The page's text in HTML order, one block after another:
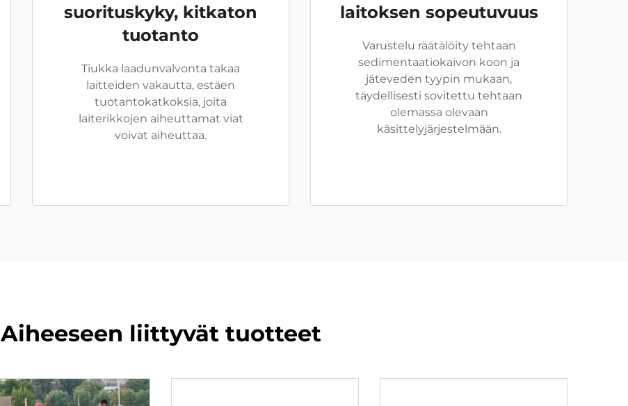
suorituskyky, kitkaton
tuotanto
Tiukka laadunvalvonta takaa
laitteiden vakautta, estäen
tuotantokatkoksia, joita
laiterikkojen aiheuttamat viat
voivat aiheuttaa.
laitoksen sopeutuvuus
Varustelu räätälöity tehtaan
sedimentaatiokaivon koon ja
jäteveden tyypin mukaan,
täydellisesti sovitettu tehtaan
olemassa olevaan
käsittelyjärjestelmään.
Aiheeseen liittyvät tuotteet